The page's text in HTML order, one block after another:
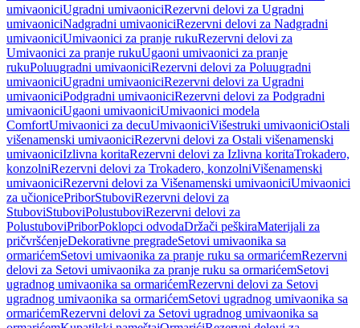
umivaoniciUgradni umivaoniciRezervni delovi za Ugradni
umivaoniciNadgradni umivaoniciRezervni delovi za Nadgradni
umivaoniciUmivaonici za pranje rukuRezervni delovi za
Umivaonici za pranje rukuUgaoni umivaonici za pranje
rukuPoluugradni umivaoniciRezervni delovi za Poluugradni
umivaoniciUgradni umivaoniciRezervni delovi za Ugradni
umivaoniciPodgradni umivaoniciRezervni delovi za Podgradni
umivaoniciUgaoni umivaoniciUmivaonici modela
ComfortUmivaonici za decuUmivaoniciVišestruki umivaoniciOstali
višenamenski umivaoniciRezervni delovi za Ostali višenamenski
umivaoniciIzlivna koritaRezervni delovi za Izlivna koritaTrokadero,
konzolniRezervni delovi za Trokadero, konzolniVišenamenski
umivaoniciRezervni delovi za Višenamenski umivaoniciUmivaonici
za učionicePriborStuboviRezervni delovi za
StuboviStuboviPolustuboviRezervni delovi za
PolustuboviPriborPoklopci odvodaDržači peškiraMaterijali za
pričvršćenjeDekorativne pregradeSetovi umivaonika sa
ormarićemSetovi umivaonika za pranje ruku sa ormarićemRezervni
delovi za Setovi umivaonika za pranje ruku sa ormarićemSetovi
ugradnog umivaonika sa ormarićemRezervni delovi za Setovi
ugradnog umivaonika sa ormarićemSetovi ugradnog umivaonika sa
ormarićemRezervni delovi za Setovi ugradnog umivaonika sa